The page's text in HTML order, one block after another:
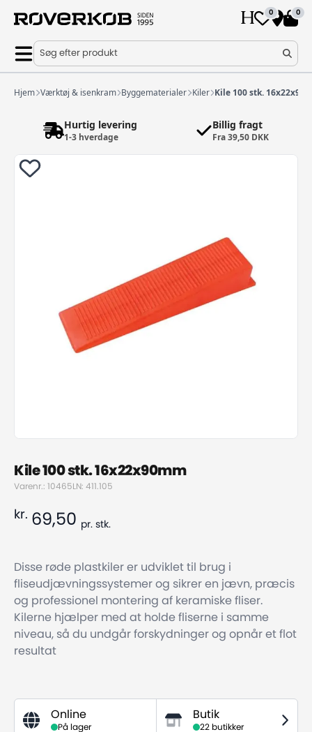
0 0
Søg efter produkt
Hjem Værktøj & isenkram Byggematerialer Kiler Kile 100 stk.
Hurtig levering
1-3 hverdage
Billig fragt
Fra 39,50 DKK
Kile 100 stk. 16x22x90mm
Varenr.: 10465LN: 411.105
kr. 69,50 pr. stk.
Disse røde plastkiler er udviklet til brug i
fliseudjævningssystemer og sikrer en jævn, præcis
og professionel montering af keramiske fliser.
Kilerne hjælper med at holde fliserne i samme
niveau, så du undgår forskydninger og opnår et flot
resultat
Online
På lager
Butik
22 butikker